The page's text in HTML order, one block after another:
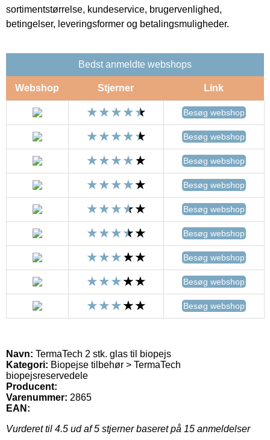
sortimentstørrelse, kundeservice, brugervenlighed,
betingelser, leveringsformer og betalingsmuligheder.
Bedst anmeldte webshops
Webshop Stjerner Link
Besøg webshop
Besøg webshop
Besøg webshop
Besøg webshop
Besøg webshop
Besøg webshop
Besøg webshop
Besøg webshop
Besøg webshop
Navn: TermaTech 2 stk. glas til biopejs
Kategori: Biopejse tilbehør > TermaTech
biopejsreservedele
Producent:
Varenummer: 2865
EAN:
Vurderet til 4.5 ud af 5 stjerner baseret på 15 anmeldelser